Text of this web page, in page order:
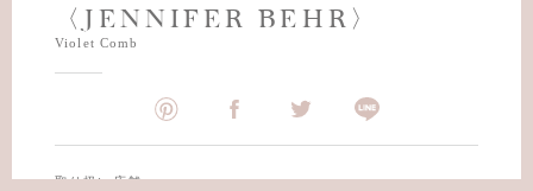
〈JENNIFER BEHR〉
Violet Comb
取り扱い店舗